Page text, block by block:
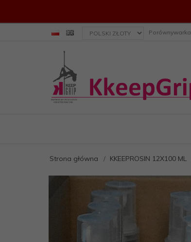
currency_h Porównywarka
Strona główna KKEEPROSIN 12X100 ML